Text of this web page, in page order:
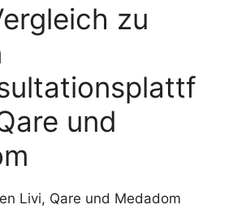
zu
und
Livi, Qare und Medadom